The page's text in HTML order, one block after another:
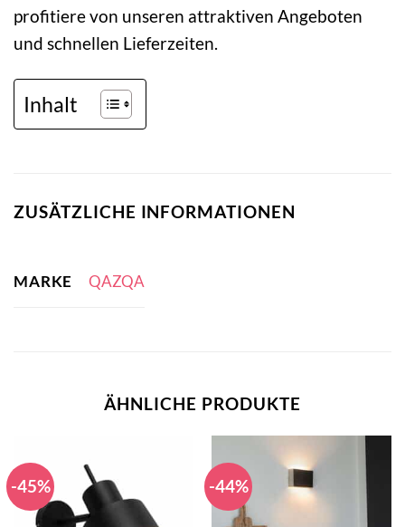
profitiere von unseren attraktiven Angeboten
und schnellen Lieferzeiten.
Inhalt
ZUSÄTZLICHE INFORMATIONEN
MARKE QAZQA
ÄHNLICHE PRODUKTE
-45% -44%